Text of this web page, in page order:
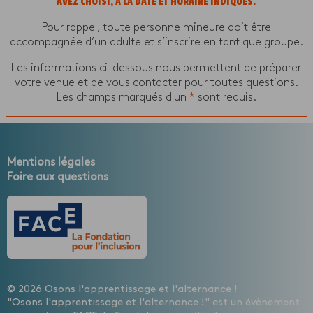
Pour rappel, toute personne mineure doit être
accompagnée d’un adulte et s’inscrire en tant que groupe.
Les informations ci-dessous nous permettent de préparer
votre venue et de vous contacter pour toutes questions.
Les champs marqués d'un * sont requis.
Mentions légales
Foire aux questions
© 2026 Osons l'apprentissage et l'alternance !
"Osons l'apprentissage et l'alternance !" est un évènement